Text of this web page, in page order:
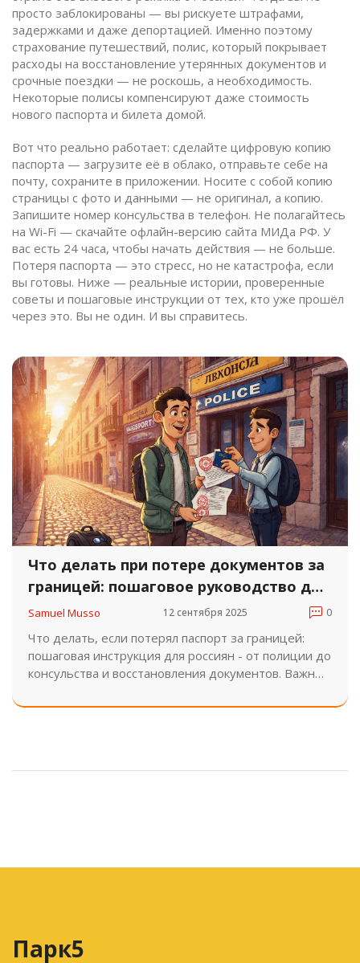
просто заблокированы — вы рискуете штрафами,
задержками и даже депортацией. Именно поэтому
страхование путешествий, полис, который покрывает
расходы на восстановление утерянных документов и
срочные поездки — не роскошь, а необходимость.
Некоторые полисы компенсируют даже стоимость
нового паспорта и билета домой.
Вот что реально работает: сделайте цифровую копию
паспорта — загрузите её в облако, отправьте себе на
почту, сохраните в приложении. Носите с собой копию
страницы с фото и данными — не оригинал, а копию.
Запишите номер консульства в телефон. Не полагайтесь
на Wi-Fi — скачайте офлайн-версию сайта МИДа РФ. У
вас есть 24 часа, чтобы начать действия — не больше.
Потеря паспорта — это стресс, но не катастрофа, если
вы готовы. Ниже — реальные истории, проверенные
советы и пошаговые инструкции от тех, кто уже прошёл
через это. Вы не один. И вы справитесь.
Что делать при потере документов за
границей: пошаговое руководство для
россиян
Samuel Musso 12 сентября 2025 0
Что делать, если потерял паспорт за границей:
пошаговая инструкция для россиян - от полиции до
консульства и восстановления документов. Важные
стресса и мошенников.
Парк5